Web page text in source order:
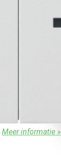
Meer informatie »